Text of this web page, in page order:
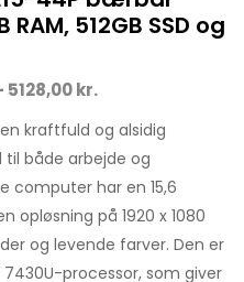
RAM, 512GB SSD og
5128,00 kr.
en kraftfuld og alsidig
både arbejde og
computer har en 15,6
på 1920 x 1080
og levende farver. Den er
processor, som giver